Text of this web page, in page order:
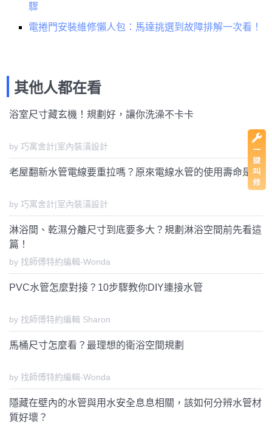
驟
電捲門安裝維修懶人包：馬達挑選到故障排解一次看！
其他人都在看
浴室尺寸藏玄機！規劃好，讓你洗澡不卡卡
by 巧寓舍計|室內裝潢設計
老屋翻新水管電線要重拉嗎？原來電線水管的使用壽命是...
by 巧寓舍計|室內裝潢設計
淋浴間、乾濕分離尺寸到底要多大？規劃淋浴空間前先看這
篇！
by 找師傅特約編輯-Wonda
PVC水管怎麼對接？10步驟教你DIY連接水管
by 找師傅特約編輯 Sharon
馬桶尺寸怎麼看？最理想的衛浴空間規劃
by 找師傅特約編輯-Wonda
隱藏在壁內的水管與用水安全息息相關，該如何分辨水管材
質好壞？